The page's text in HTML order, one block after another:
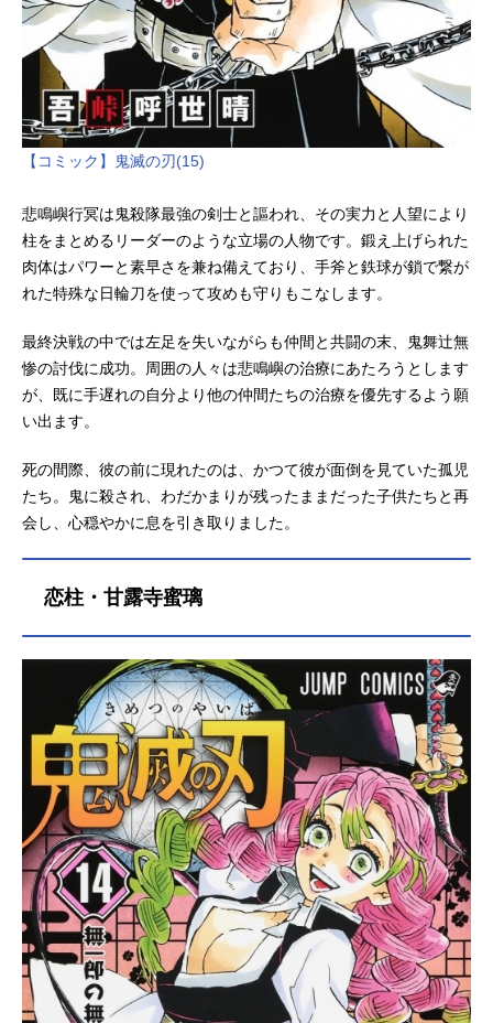
【コミック】鬼滅の刃(15)
悲鳴嶼行冥は鬼殺隊最強の剣士と謳われ、その実力と人望により
柱をまとめるリーダーのような立場の人物です。鍛え上げられた
肉体はパワーと素早さを兼ね備えており、手斧と鉄球が鎖で繋が
れた特殊な日輪刀を使って攻めも守りもこなします。
最終決戦の中では左足を失いながらも仲間と共闘の末、鬼舞辻無
惨の討伐に成功。周囲の人々は悲鳴嶼の治療にあたろうとします
が、既に手遅れの自分より他の仲間たちの治療を優先するよう願
い出ます。
死の間際、彼の前に現れたのは、かつて彼が面倒を見ていた孤児
たち。鬼に殺され、わだかまりが残ったままだった子供たちと再
会し、心穏やかに息を引き取りました。
恋柱・甘露寺蜜璃